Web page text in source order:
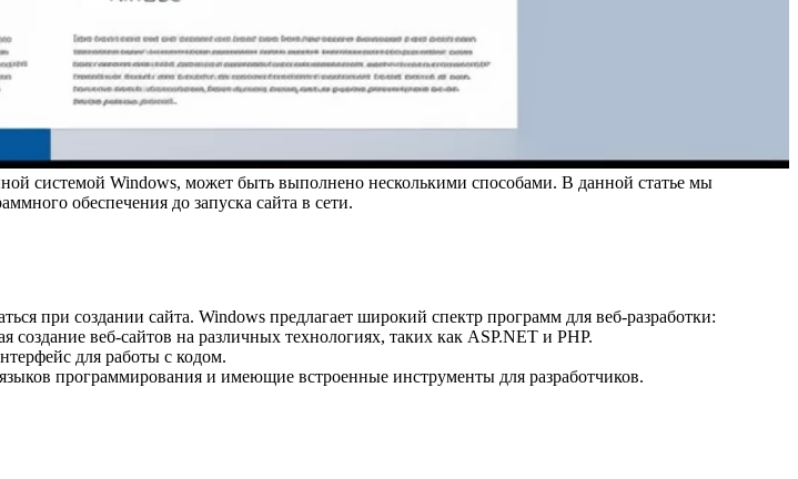
системой Windows, может быть выполнено несколькими способами. В данной статье мы
обеспечения до запуска сайта в сети.
при создании сайта. Windows предлагает широкий спектр программ для веб-разработки:
веб-сайтов на различных технологиях, таких как ASP.NET и PHP.
для работы с кодом.
программирования и имеющие встроенные инструменты для разработчиков.